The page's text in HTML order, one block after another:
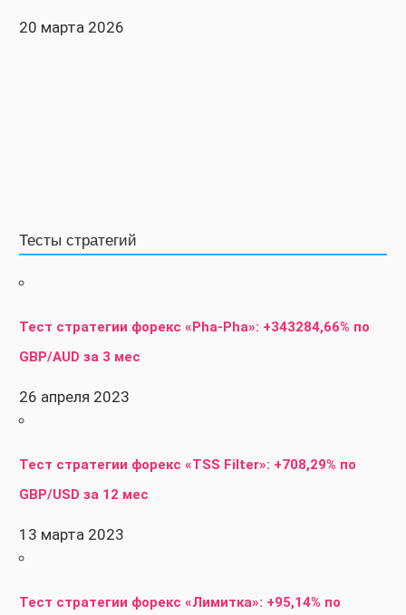
20 марта 2026
Тесты стратегий
Тест стратегии форекс «Pha-Pha»: +343284,66% по
GBP/AUD за 3 мес
26 апреля 2023
Тест стратегии форекс «TSS Filter»: +708,29% по
GBP/USD за 12 мес
13 марта 2023
Тест стратегии форекс «Лимитка»: +95,14% по